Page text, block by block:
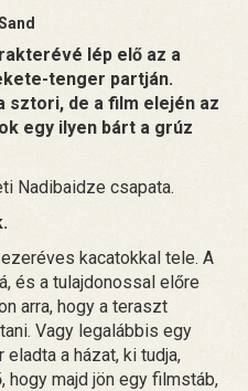
lép elő az a
tenger partján.
sztori, de a film elején az
egy ilyen bárt a grúz
Nadibaidze csapata.
kacatokkal tele. A
és a tulajdonossal előre
arra, hogy a teraszt
Vagy legalábbis egy
a házat, ki tudja,
hogy majd jön egy filmstáb,